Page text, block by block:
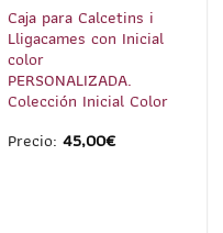
Caja para Calcetins i
Lligacames con Inicial
color
PERSONALIZADA.
Colección Inicial Color
Precio:45,00€